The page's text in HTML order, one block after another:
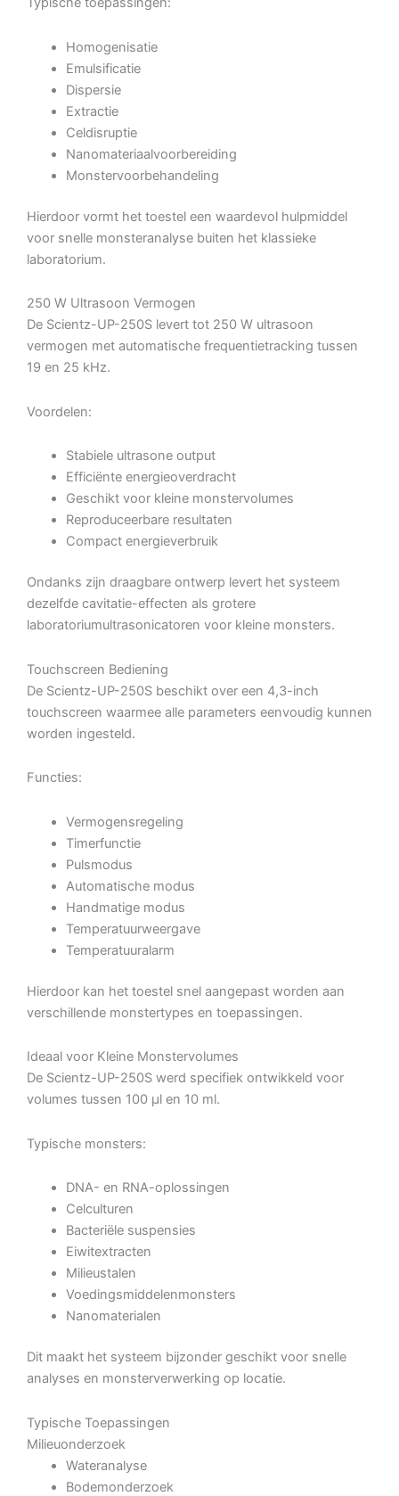
Homogenisatie
Emulsificatie
Dispersie
Extractie
Celdisruptie
Nanomateriaalvoorbereiding
Monstervoorbehandeling
Hierdoor vormt het toestel een waardevol hulpmiddel
voor snelle monsteranalyse buiten het klassieke
laboratorium.
250 W Ultrasoon Vermogen
De Scientz-UP-250S levert tot 250 W ultrasoon
vermogen met automatische frequentietracking tussen
19 en 25 kHz.
Voordelen:
Stabiele ultrasone output
Efficiënte energieoverdracht
Geschikt voor kleine monstervolumes
Reproduceerbare resultaten
Compact energieverbruik
Ondanks zijn draagbare ontwerp levert het systeem
dezelfde cavitatie-effecten als grotere
laboratoriumultrasonicatoren voor kleine monsters.
Touchscreen Bediening
De Scientz-UP-250S beschikt over een 4,3-inch
touchscreen waarmee alle parameters eenvoudig kunnen
worden ingesteld.
Functies:
Vermogensregeling
Timerfunctie
Pulsmodus
Automatische modus
Handmatige modus
Temperatuurweergave
Temperatuuralarm
Hierdoor kan het toestel snel aangepast worden aan
verschillende monstertypes en toepassingen.
Ideaal voor Kleine Monstervolumes
De Scientz-UP-250S werd specifiek ontwikkeld voor
volumes tussen 100 µl en 10 ml.
Typische monsters:
DNA- en RNA-oplossingen
Celculturen
Bacteriële suspensies
Eiwitextracten
Milieustalen
Voedingsmiddelenmonsters
Nanomaterialen
Dit maakt het systeem bijzonder geschikt voor snelle
analyses en monsterverwerking op locatie.
Typische Toepassingen
Milieuonderzoek
Wateranalyse
Bodemonderzoek